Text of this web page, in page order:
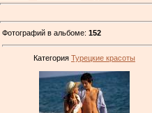
Фотографий в альбоме: 152
Категория Турецкие красоты